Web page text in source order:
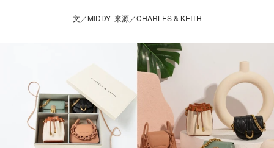
文／MIDDY 來源／CHARLES & KEITH